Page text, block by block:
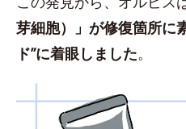
芽細胞）」が修復箇所に
ド”に着眼しました。